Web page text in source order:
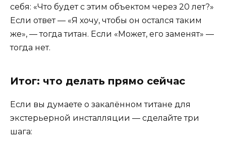
себя: «Что будет с этим объектом через 20 лет?»
Если ответ — «Я хочу, чтобы он остался таким
же», — тогда титан. Если «Может, его заменят» —
тогда нет.
Итог: что делать прямо сейчас
Если вы думаете о закалённом титане для
экстерьерной инсталляции — сделайте три
шага: